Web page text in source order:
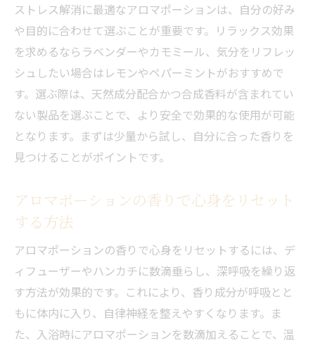
のポイント
アロマトリートメントで体感する穏やかな
癒し
自然派アロマがもたらす安心感とリラック
アロマポーションを選ぶ際の自然派重視ポ
イント
トメントのすすめ
リフレッシュしたいならアロママッサージを選
ぶ理由
アロマトリートメントで日常のストレスを
軽減する方法
リフレッシュアロママッサージが人気の理
由を解説
ストレス解消に最適なアロマポーションは、自分の好み
や目的に合わせて選ぶことが重要です。リラックス効果
を求めるならラベンダーやカモミール、気分をリフレッ
シュしたい場合はレモンやペパーミントがおすすめで
す。選ぶ際は、天然成分配合かつ合成香料が含まれてい
ない製品を選ぶことで、より安全で効果的な使用が可能
となります。まずは少量から試し、自分に合った香りを
見つけることがポイントです。
アロマポーションの香りで心身をリセット
する方法
アロマポーションの香りで心身をリセットするには、デ
ィフューザーやハンカチに数滴垂らし、深呼吸を繰り返
す方法が効果的です。これにより、香り成分が呼吸とと
もに体内に入り、自律神経を整えやすくなります。ま
た、入浴時にアロマポーションを数滴加えることで、温